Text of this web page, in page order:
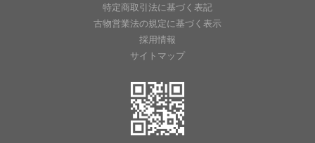
特定商取引法に基づく表記
古物営業法の規定に基づく表示
採用情報
サイトマップ